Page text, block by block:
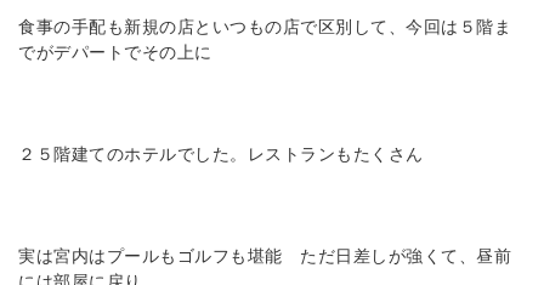
食事の手配も新規の店といつもの店で区別して、今回は５階ま
でがデパートでその上に
２５階建てのホテルでした。レストランもたくさん
実は宮内はプールもゴルフも堪能 ただ日差しが強くて、昼前